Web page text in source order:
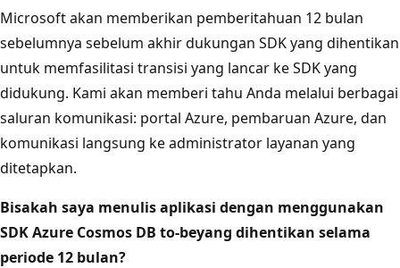
Microsoft akan memberikan pemberitahuan 12 bulan
sebelumnya sebelum akhir dukungan SDK yang dihentikan
untuk memfasilitasi transisi yang lancar ke SDK yang
didukung. Kami akan memberi tahu Anda melalui berbagai
saluran komunikasi: portal Azure, pembaruan Azure, dan
komunikasi langsung ke administrator layanan yang
ditetapkan.
Bisakah saya menulis aplikasi dengan menggunakan
SDK Azure Cosmos DB to-beyang dihentikan selama
periode 12 bulan?